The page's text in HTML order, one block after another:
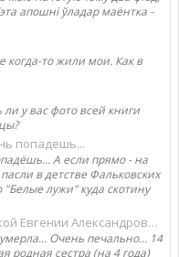
апошні ўладар маёнтка -
когда-то жили мои. Как в
у вас фото всей книги
попадешь...
А если прямо - на
в детстве Фальковских
лужи" куда скотину
самой старой жительнице деревни Фальки
Очень печально... 14
родная сестра (на 4 года)